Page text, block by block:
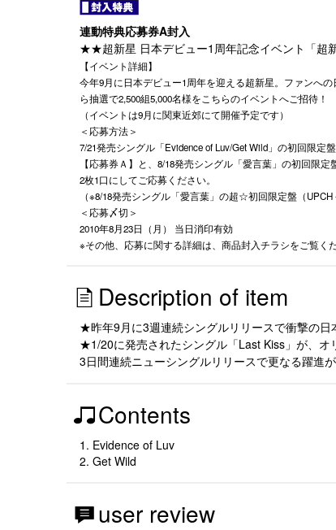
連動特典応募券A封入
★★超新星 日本デビュー1周年記念イベント「
【イベント詳細】
今年9月に日本デビュー1周年を迎える超新星。ファンへ
ら抽選で2,500組5,000名様をこちらのイベントへご招待！
（イベントは9月に関東近郊にて開催予定です）
＜応募方法＞
7/21発売シングル「Evidence of Luv/Get Wild」の初回限定
【応募券Ａ】と、8/18発売シングル「愛言葉」の初回限
2枚1口にしてご応募ください。
（※8/18発売シングル「愛言葉」の超☆初回限定盤（
＜応募〆切＞
2010年8月23日（月） 当日消印有効
※その他、応募に関する詳細は、商品封入チラシをご覧くだ
Description of item
★昨年9月に3週連続シングルリリースで衝撃の日
★1/20に発売されたシングル「Last Kiss」が、オ
3日間連続ニューシングルリリースで更なる躍進
Contents
1. Evidence of Luv
2. Get Wild
user review